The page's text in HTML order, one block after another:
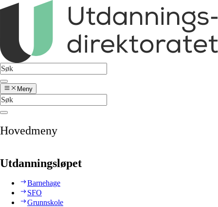
Meny
Hovedmeny
Utdanningsløpet
Barnehage
SFO
Grunnskole